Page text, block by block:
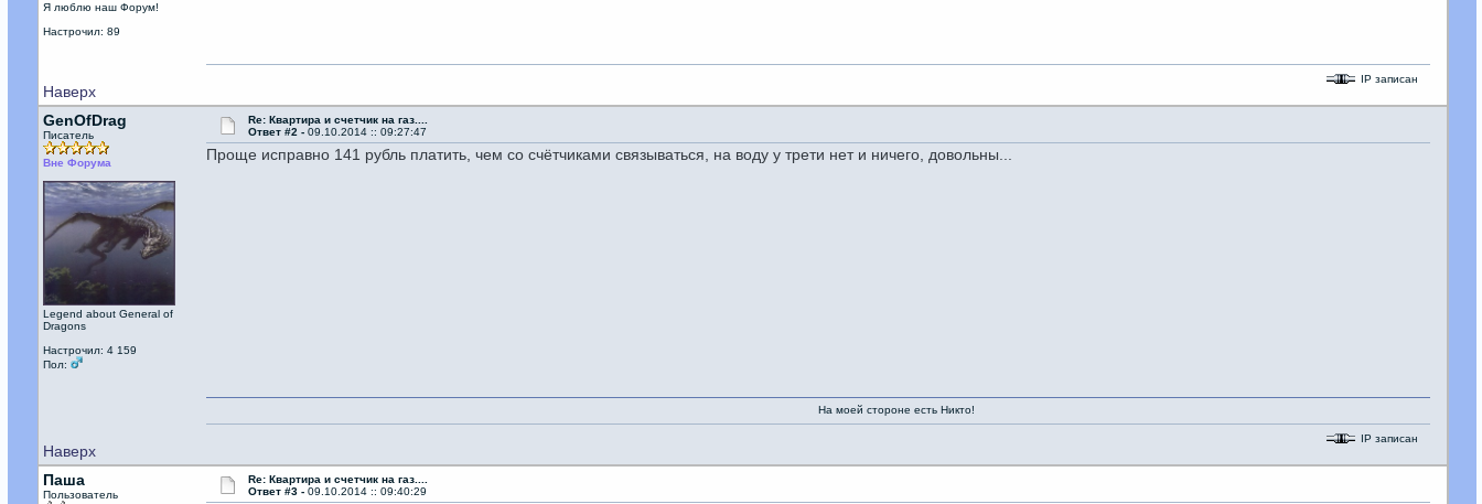
Я люблю наш Форум!
Настрочил: 89
Наверх
IP записан
GenOfDrag
Писатель
Вне Форума
Legend about General of
Dragons
Настрочил: 4 159
Пол:
Re: Квартира и счетчик на газ....
Ответ #2 - 09.10.2014 :: 09:27:47
Проще исправно 141 рубль платить, чем со счётчиками связываться, на воду у трети нет и ничего, довольны...
Наверх
На моей стороне есть Никто!
IP записан
Паша
Пользователь
Re: Квартира и счетчик на газ....
Ответ #3 - 09.10.2014 :: 09:40:29